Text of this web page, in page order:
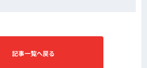
記事一覧へ戻る